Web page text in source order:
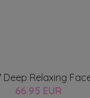
Relaxing
66.95 EUR